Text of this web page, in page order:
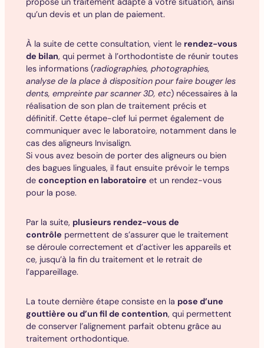
qu’un devis et un plan de paiement.
À la suite de cette consultation, vient le rendez-vous
de bilan, qui permet à l’orthodontiste de réunir toutes
les informations (radiographies, photographies,
analyse de la place à disposition pour faire bouger les
dents, empreinte par scanner 3D, etc) nécessaires à la
réalisation de son plan de traitement précis et
définitif. Cette étape-clef lui permet également de
communiquer avec le laboratoire, notamment dans le
cas des aligneurs Invisalign.
Si vous avez besoin de porter des aligneurs ou bien
des bagues linguales, il faut ensuite prévoir le temps
de conception en laboratoire et un rendez-vous
pour la pose.
Par la suite, plusieurs rendez-vous de
contrôle permettent de s’assurer que le traitement
se déroule correctement et d’activer les appareils et
ce, jusqu’à la fin du traitement et le retrait de
l’appareillage.
La toute dernière étape consiste en la pose d’une
gouttière ou d’un fil de contention, qui permettent
de conserver l’alignement parfait obtenu grâce au
traitement orthodontique.